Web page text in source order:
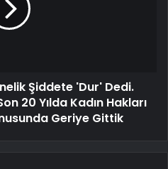
Şiddete 'Dur' Dedi.
20 Yılda Kadın Hakları
Geriye Gittik